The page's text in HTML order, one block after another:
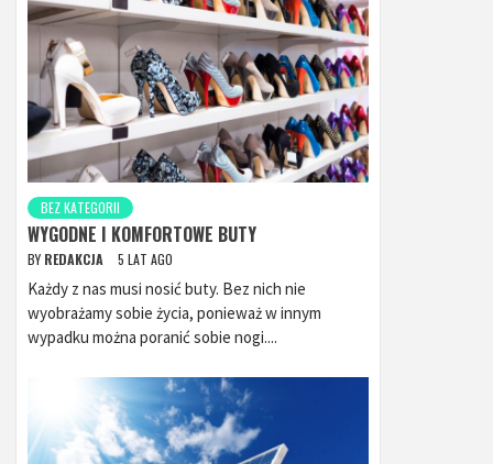
BEZ KATEGORII
WYGODNE I KOMFORTOWE BUTY
BY REDAKCJA 5 LAT AGO
Każdy z nas musi nosić buty. Bez nich nie
wyobrażamy sobie życia, ponieważ w innym
wypadku można poranić sobie nogi....